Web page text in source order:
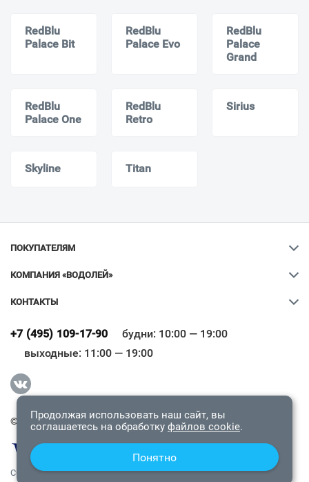
RedBlu
Palace Bit
RedBlu
Palace Evo
RedBlu
Palace
Grand
RedBlu
Palace One
RedBlu
Retro
Sirius
Skyline Titan
ПОКУПАТЕЛЯМ
КОМПАНИЯ «ВОДОЛЕЙ»
КОНТАКТЫ
+7 (495) 109-17-90
будни: 10:00 — 19:00
выходные: 11:00 — 19:00
© 2009-2026 «Водолей Онлайн». Все права защищены.
СОГЛАШЕНИЕ О КОНФИДЕНЦИАЛЬНОСТИ
Всё верно
Продолжая использовать наш сайт, вы
соглашаетесь на обработку файлов cookie.
Понятно